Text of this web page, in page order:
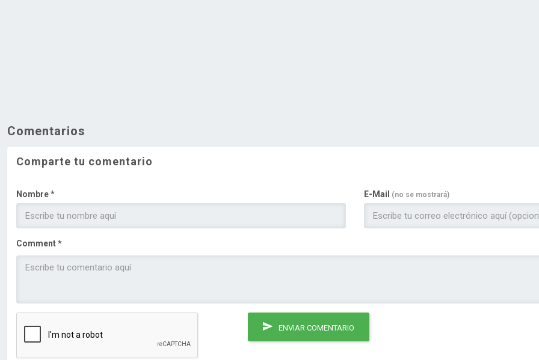
Comentarios
Comparte tu comentario
Nombre * E-Mail (no se mostrará)
Comment *
ENVIAR COMENTARIO